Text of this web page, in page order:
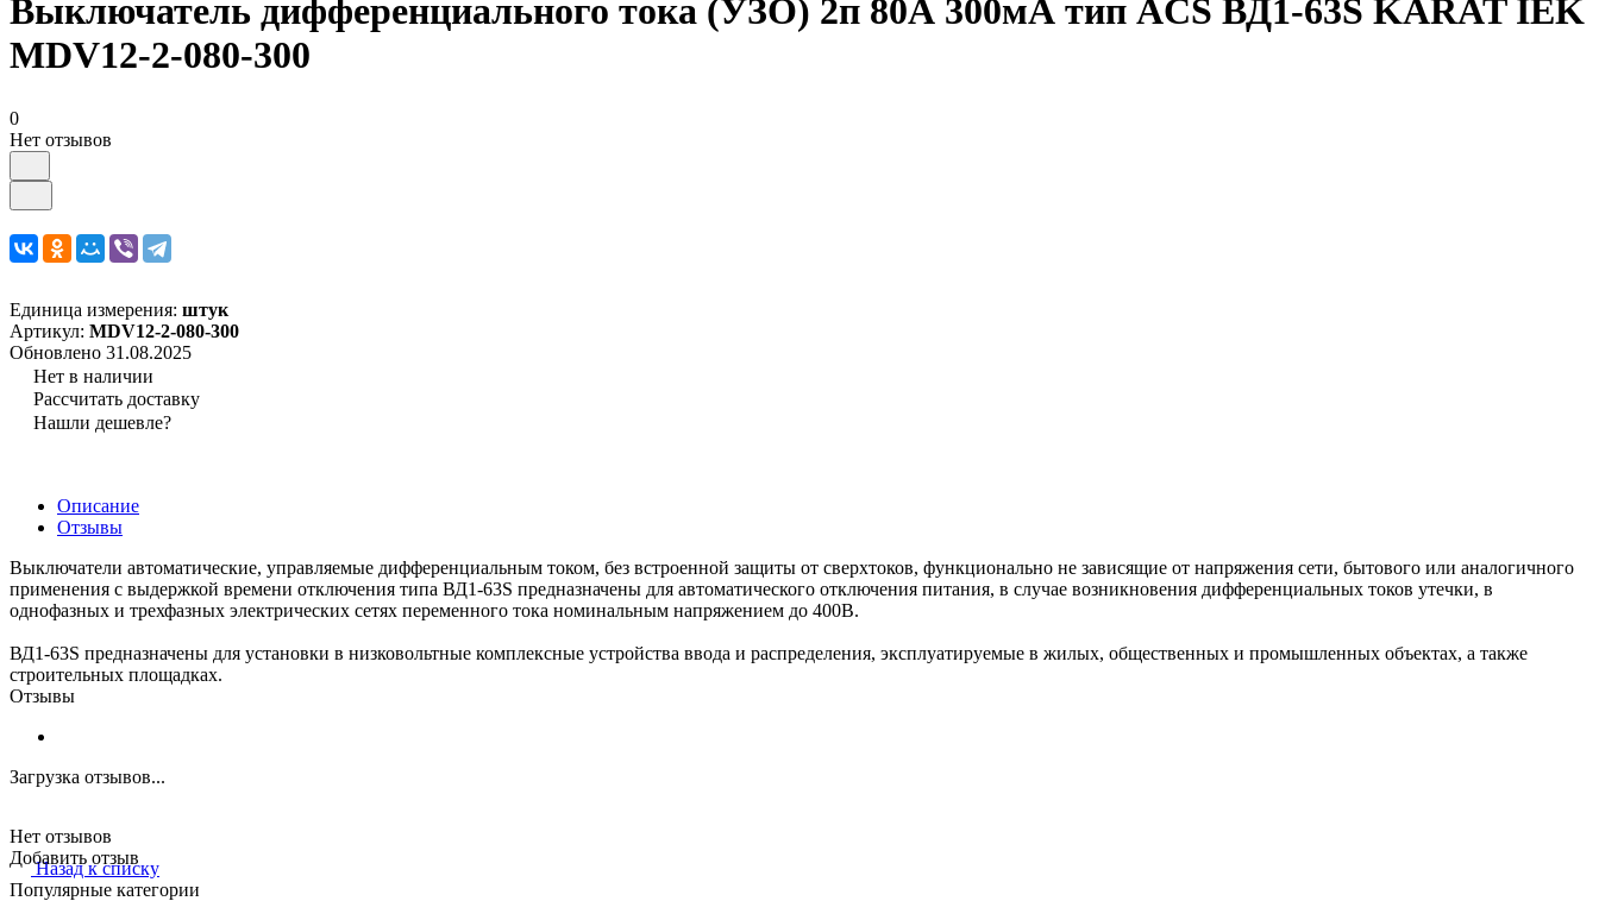
Выключатель дифференциального тока (УЗО) 2п 80А 300мА тип ACS ВД1-63S KARAT IEK
MDV12-2-080-300
0
Нет отзывов
Единица измерения: штук
Артикул: MDV12-2-080-300
Обновлено 31.08.2025
Нет в наличии
Рассчитать доставку
Нашли дешевле?
Описание
Отзывы
Выключатели автоматические, управляемые дифференциальным током, без встроенной защиты от сверхтоков, функционально не зависящие от напряжения сети, бытового или аналогичного
применения с выдержкой времени отключения типа ВД1-63S предназначены для автоматического отключения питания, в случае возникновения дифференциальных токов утечки, в
однофазных и трехфазных электрических сетях переменного тока номинальным напряжением до 400В.
ВД1-63S предназначены для установки в низковольтные комплексные устройства ввода и распределения, эксплуатируемые в жилых, общественных и промышленных объектах, а также
строительных площадках.
Отзывы
Загрузка отзывов...
Нет отзывов
Добавить отзыв
Назад к списку
Популярные категории